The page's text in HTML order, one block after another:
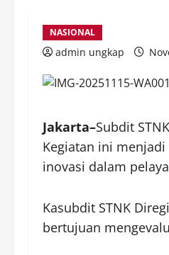
NASIONAL
admin ungkap
Jakarta–Subdit
Kegiatan ini
inovasi dalam
Kasubdit STNK
bertujuan